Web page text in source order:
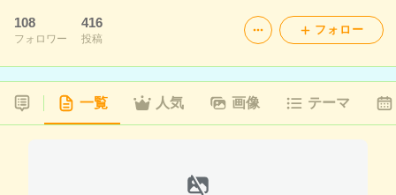
108
フォロワー
416
投稿
フォロー
一覧 人気 画像 テーマ